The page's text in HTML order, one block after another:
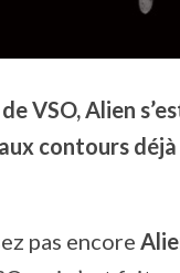
VSO, Alien
contours déjà
pas encore